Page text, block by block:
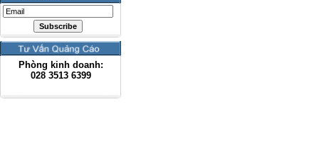
Phòng kinh doanh:
028 3513 6399